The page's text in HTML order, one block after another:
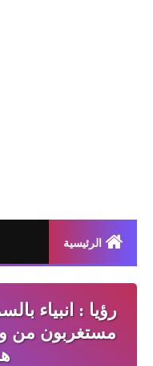
الرئيسية
رؤيا : انبياء
مستغربون من